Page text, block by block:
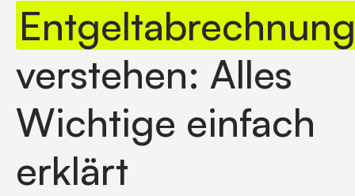
Entgeltabrechnung
verstehen: Alles
Wichtige einfach
erklärt